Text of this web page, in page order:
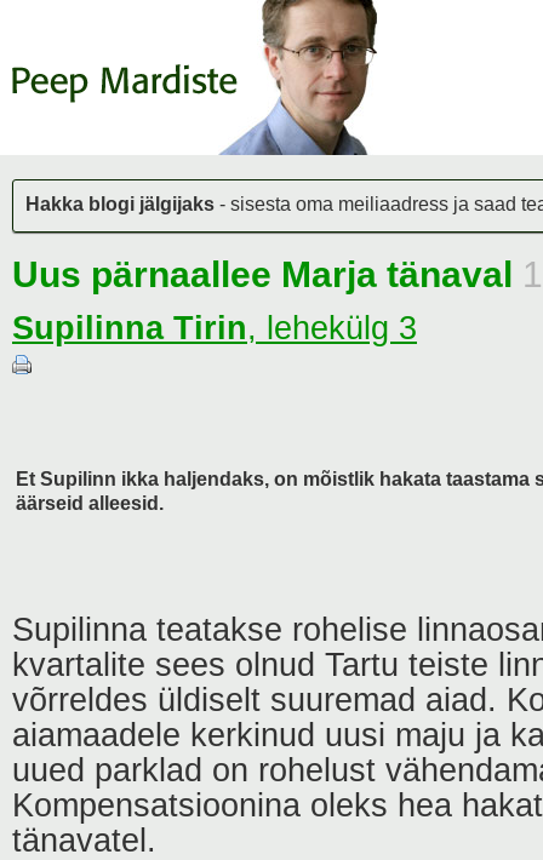
Hakka blogi jälgijaks - sisesta oma meiliaadress ja saad
Uus pärnaallee Marja tänaval
Supilinna Tirin, lehekülg 3
Et Supilinn ikka haljendaks, on mõistlik hakata taastama
äärseid alleesid.
Supilinna teatakse rohelise
kvartalite sees olnud Tartu teiste
võrreldes üldiselt suuremad aiad.
aiamaadele kerkinud uusi maju ja
uued parklad on rohelust
Kompensatsioonina oleks hea
tänavatel.